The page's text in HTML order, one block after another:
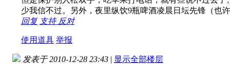
少我信不过。另外，夜里纵饮9瓶啤酒凌晨日坛先锋（也
回复 支持 反对
使用道具 举报
发表于 2010-12-28 23:43 | 显示全部楼层